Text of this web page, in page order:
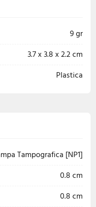
9 gr
3.7 x 3.8 x 2.2 cm
Plastica
Tampografica [NP1]
0.8 cm
0.8 cm